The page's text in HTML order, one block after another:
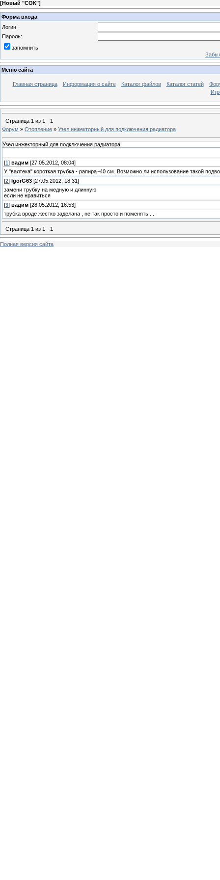
[Новый "СОК"]
Форма входа
Логин:
Пароль:
запомнить
Меню сайта
Главная страница Информация о сайте Каталог файлов Каталог статей
Страница 1 из 1
1
Форум » Отопление » Узел инжекторный для подключения радиатора
Узел инжекторный для подключения радиатора
[1 ] вадим [27.05.2012, 08:04]
У "валтека" короткая трубка - рапира~40 см. Возможно ли использование такой
[2] IgorG63 [27.05.2012, 18:31]
замени трубку на медную и длинную
если не нравиться
[3] вадим [28.05.2012, 16:53]
трубка вроде жестко заделана , не так просто и поменять ...
Страница 1 из 1 1
Полная версия сайта